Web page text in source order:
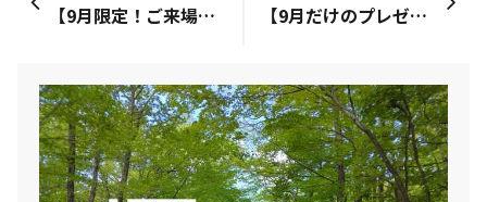
【9月限定！ご来場のお客様にプレゼント！】&nbsp;9月中にご来場のお客様にノンアルコール飲料をプレゼント！&nbsp;「のんある酒場 レモンサワー」、「のんある酒場 ハイボール」のいずれかを1組につき1本プレゼントしております。&nbsp;みなさん、どんなキャンプ飯と合わせて飲みますか？&nbsp;ただいま「なっぷ」では『のんあるキャンプ飯の紹介』や『レイトチェックアウトができるキャンプ場特集』さらに『プレゼントキャンペーン』も実施中！&nbsp;↓ぜひぜひチェックしてください↓https://www.nap-camp.com/static/campaign/suntory202408/&nbsp;お盆が過ぎて山梨県鳴沢村は、すごーく涼しくなりました。なっぷからのご予約ご来場をお待ちしております！
【9月だけのプレゼントキャンペーン】&nbsp;2024年 9月１日 ～ 9月30日&nbsp;当キャンプ場に来て頂いたお客様へ&nbsp;のんある酒場 レモンサワーのんある酒場 ハイボール350ml &nbsp;をいずれか1組1缶プレゼント！&nbsp;&nbsp;&nbsp; ※キャンプ場ご来場の お客様１組1缶の配布となります.&nbsp;※数に限りがございますので無くなり次第終了となります.&nbsp;&nbsp;なっぷ「【のんあるキャンプ飯】レイトチェックアウトができるキャンプ場特集」&nbsp;でプレゼントキャンペーン、及び関連キャンペーンが掲載されていますのでこちらもぜひご覧ください。&nbsp;https://www.nap-camp.com/static/campaign/suntory202408/&nbsp;